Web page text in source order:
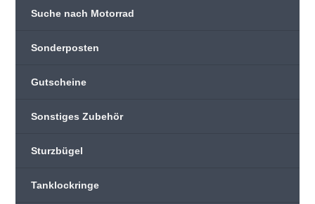
Suche nach Motorrad
Sonderposten
Gutscheine
Sonstiges Zubehör
Sturzbügel
Tanklockringe